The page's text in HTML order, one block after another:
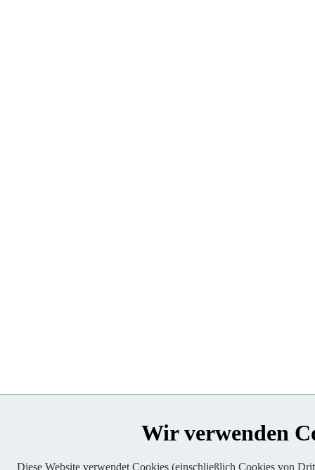
Wir verwenden
Diese Website verwendet Cookies (einschließlich Cookies von